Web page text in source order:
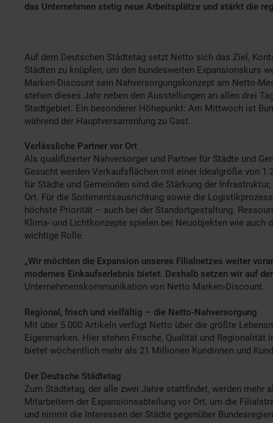
das Unternehmen stetig neue Arbeitsplätze und stärkt die
Auf dem Deutschen Städtetag setzt Netto sich das Ziel,
Städten zu knüpfen, um den bundesweiten Expansionskurs
Marken-Discount sein Nahversorgungskonzept am Netto-
stehen dieses Jahr neben den Ausstellungen an allen drei
Stadtgebiet. Ein besonderer Höhepunkt: Am Mittwoch ist
während der Hauptversammlung zu Gast.
Verlässliche Partner vor Ort
Als qualifizierter Nahversorger und Partner für Städte und
Gesucht werden Verkaufsflächen mit einer Idealgröße von
für Städte und Gemeinden sind die Stärkung der
Ort. Für die Sortimentsausrichtung sowie die
höchste Priorität – auch bei der Standortgestaltung.
Klima- und Lichtkonzepte spielen bei Neuobjekten wie auch
wichtige Rolle.
„Wir möchten die Expansion unseres Filialnetzes weiter
modernes Einkaufserlebnis bietet. Deshalb setzen wir auf
Unternehmenskommunikation von Netto Marken-Discount.
Regional, frisch und vielfältig – die Netto-Nahversorgung
Mit über 5.000 Artikeln verfügt Netto über die größte
Eigenmarken. Hier stehen Frische, Qualität und
bietet wöchentlich mehr als 21 Millionen Kundinnen und
Der Deutsche Städtetag
Zum Städtetag, der alle zwei Jahre stattfindet, werden
Mitarbeitern der Expansionsabteilung vor Ort, um die
und nimmt die Interessen der Städte gegenüber